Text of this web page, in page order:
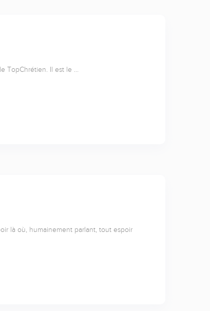
TopChrétien. Il est le …
là où, humainement parlant, tout espoir